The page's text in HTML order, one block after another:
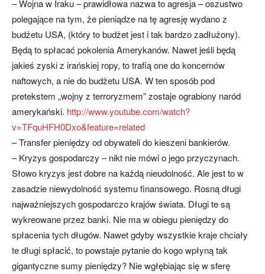
– Wojna w Iraku – prawidłowa nazwa to agresja – oszustwo
polegające na tym, że pieniądze na tę agresję wydano z
budżetu USA, (który to budżet jest i tak bardzo zadłużony).
Będą to spłacać pokolenia Amerykanów. Nawet jeśli będą
jakieś zyski z irańskiej ropy, to trafią one do koncernów
naftowych, a nie do budżetu USA. W ten sposób pod
pretekstem „wojny z terroryzmem” zostaje ograbiony naród
amerykański. http://www.youtube.com/watch?
v=TFquHFH0Dxo&feature=related
– Transfer pieniędzy od obywateli do kieszeni bankierów.
– Kryzys gospodarczy – nikt nie mówi o jego przyczynach.
Słowo kryzys jest dobre na każdą nieudolność. Ale jest to w
zasadzie niewydolność systemu finansowego. Rosną długi
najważniejszych gospodarczo krajów świata. Długi te są
wykreowane przez banki. Nie ma w obiegu pieniędzy do
spłacenia tych długów. Nawet gdyby wszystkie kraje chciały
te długi spłacić, to powstaje pytanie do kogo wpłyną tak
gigantyczne sumy pieniędzy? Nie wgłębiając się w sferę